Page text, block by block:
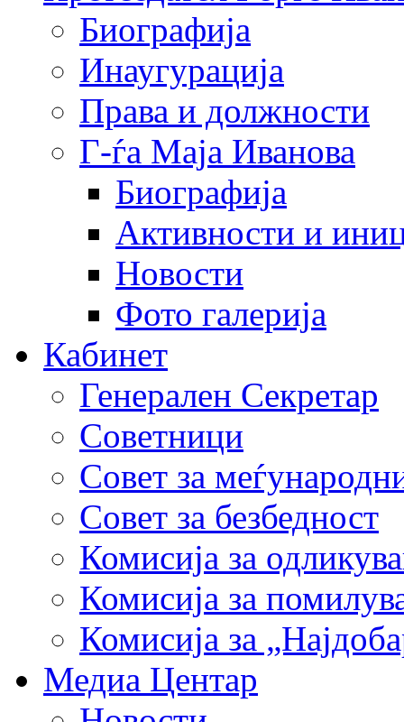
Биографија
Инаугурација
Права и должности
Г-ѓа Маја Иванова
Биографија
Активности и
Новости
Фото галерија
Кабинет
Генерален Секретар
Советници
Совет за
Совет за безбедност
Комисија за
Комисија за
Комисија за
Медиа Центар